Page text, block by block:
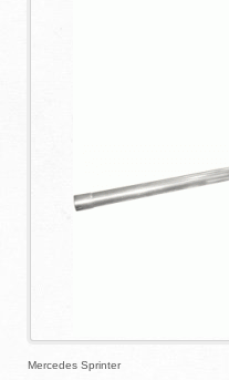
Mercedes Sprinter